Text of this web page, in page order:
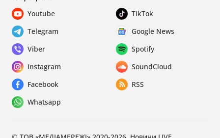
Youtube
TikTok
Telegram
Google News
Viber
Spotify
Instagram
SoundCloud
Facebook
RSS
Whatsapp